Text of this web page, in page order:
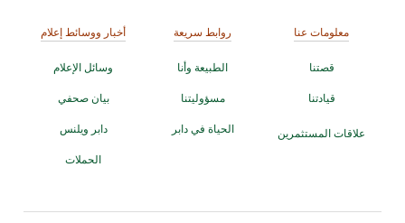
معلومات عنا
قصتنا
قيادتنا
علاقات المستثمرين
روابط سريعة
الطبيعة وأنا
مسؤوليتنا
الحياة في دابر
أخبار ووسائط إعلام
وسائل الإعلام
بيان صحفي
دابر ويلنس
الحملات